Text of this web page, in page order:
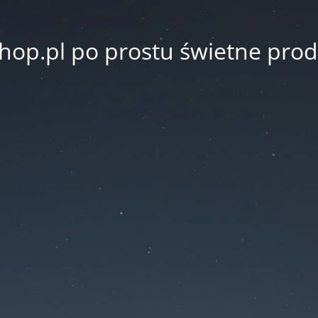
po prostu świetne